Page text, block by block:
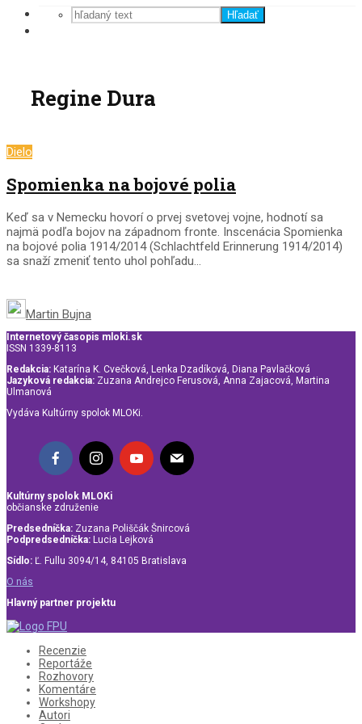
Hľadať
Regine Dura
Dielo
Spomienka na bojové polia
Keď sa v Nemecku hovorí o prvej svetovej vojne, hodnotí sa
najmä podľa bojov na západnom fronte. Inscenácia Spomienka
na bojové polia 1914/2014 (Schlachtfeld Erinnerung 1914/2014)
sa snaží zmeniť tento uhol pohľadu...
Martin Bujna
Internetový časopis mloki.sk
ISSN 1339-8113
Redakcia: Katarína K. Cvečková, Lenka Dzadíková, Diana Pavlačková
Jazyková redakcia: Zuzana Andrejco Ferusová, Anna Zajacová, Martina
Ulmanová
Vydáva Kultúrny spolok MLOKi.
Kultúrny spolok MLOKi
občianske združenie
Predsedníčka: Zuzana Poliščák Šnircová
Podpredsedníčka: Lucia Lejková
Sídlo: Ľ. Fullu 3094/14, 84105 Bratislava
O nás
Hlavný partner projektu
Recenzie
Reportáže
Rozhovory
Komentáre
Workshopy
Autori